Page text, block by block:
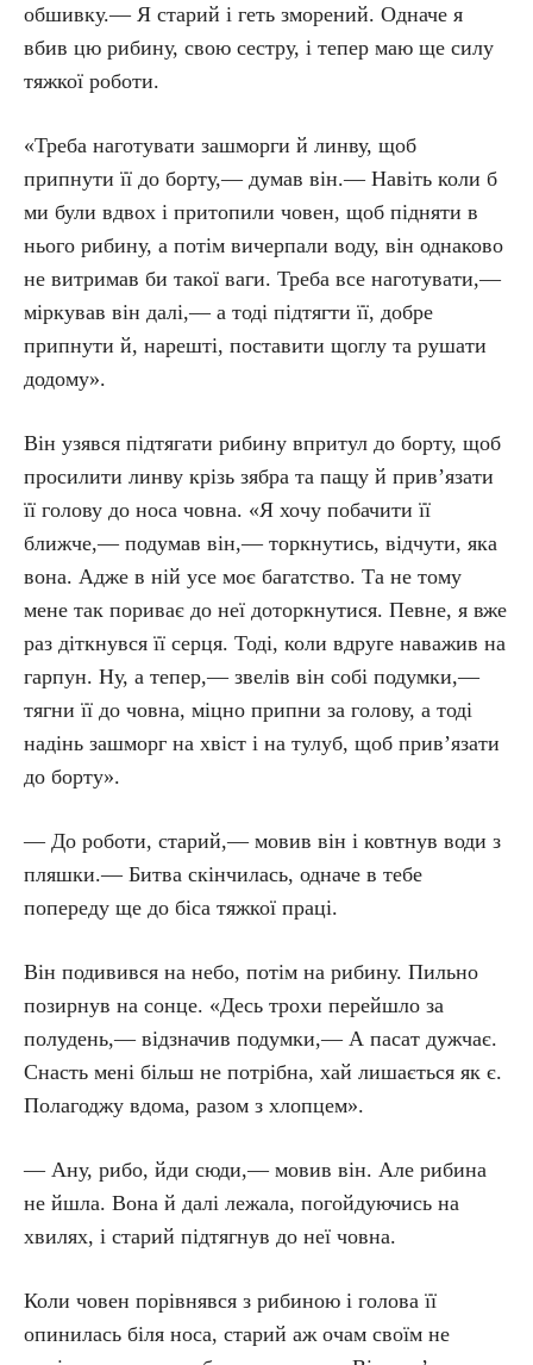
обшивку.— Я старий і геть зморений. Одначе я
вбив цю рибину, свою сестру, і тепер маю ще силу
тяжкої роботи.
«Треба наготувати зашморги й линву, щоб
припнути її до борту,— думав він.— Навіть коли б
ми були вдвох і притопили човен, щоб підняти в
нього рибину, а потім вичерпали воду, він однаково
не витримав би такої ваги. Треба все наготувати,—
міркував він далі,— а тоді підтягти її, добре
припнути й, нарешті, поставити щоглу та рушати
додому».
Він узявся підтягати рибину впритул до борту, щоб
просилити линву крізь зябра та пащу й прив’язати
її голову до носа човна. «Я хочу побачити її
ближче,— подумав він,— торкнутись, відчути, яка
вона. Адже в ній усе моє багатство. Та не тому
мене так пориває до неї доторкнутися. Певне, я вже
раз діткнувся її серця. Тоді, коли вдруге наважив на
гарпун. Ну, а тепер,— звелів він собі подумки,—
тягни її до човна, міцно припни за голову, а тоді
надінь зашморг на хвіст і на тулуб, щоб прив’язати
до борту».
— До роботи, старий,— мовив він і ковтнув води з
пляшки.— Битва скінчилась, одначе в тебе
попереду ще до біса тяжкої праці.
Він подивився на небо, потім на рибину. Пильно
позирнув на сонце. «Десь трохи перейшло за
полудень,— відзначив подумки,— А пасат дужчає.
Снасть мені більш не потрібна, хай лишається як є.
Полагоджу вдома, разом з хлопцем».
— Ану, рибо, йди сюди,— мовив він. Але рибина
не йшла. Вона й далі лежала, погойдуючись на
хвилях, і старий підтягнув до неї човна.
Коли човен порівнявся з рибиною і голова її
опинилась біля носа, старий аж очам своїм не